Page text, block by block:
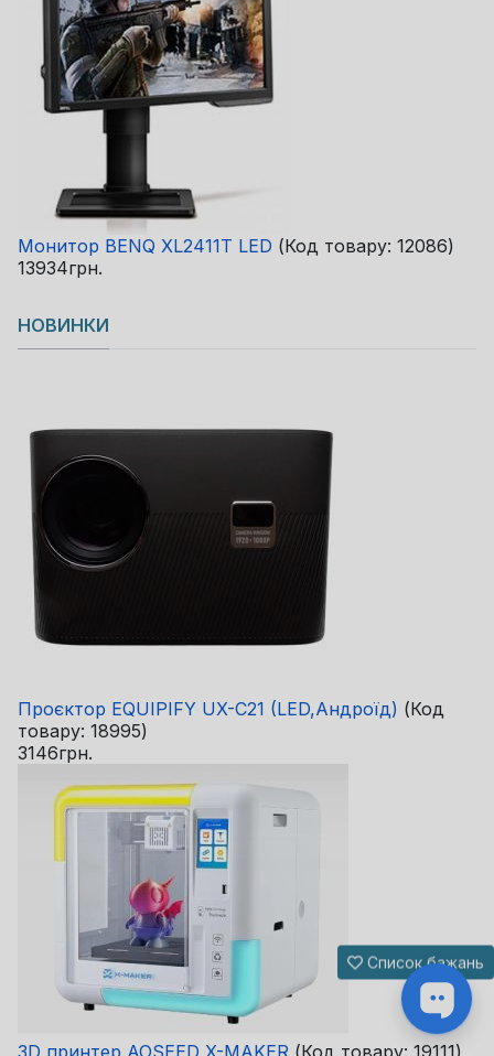
Монитор BENQ XL2411T LED (Код товару: 12086)
13934грн.
НОВИНКИ
Проєктор EQUIPIFY UX-C21 (LED,Андроїд) (Код
товару: 18995)
3146грн.
3D принтер AOSEED X-MAKER (Код товару: 19111)
Список бажань